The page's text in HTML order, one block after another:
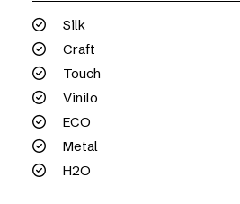
Silk
Craft
Touch
Vinilo
ECO
Metal
H2O